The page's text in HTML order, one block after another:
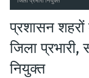
प्रशासन
जिला प्रभारी,
नियुक्त